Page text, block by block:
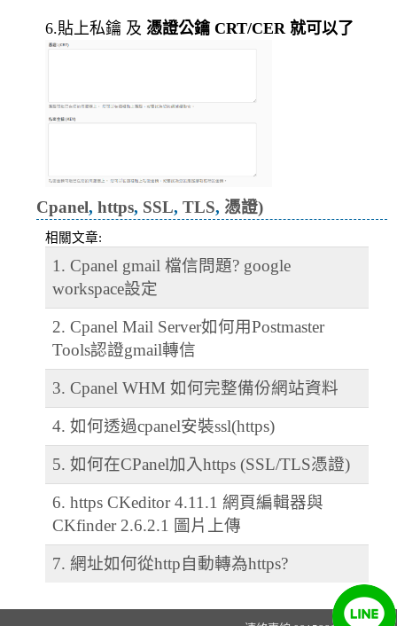
6.貼上私鑰 及憑證公鑰 CRT/CER 就可以了
Cpanel,https, SSL,TLS, 憑證)
相關文章:
1. Cpanel gmail 檔信問題? google
workspace設定
2. Cpanel Mail Server如何用Postmaster
Tools認證gmail轉信
3. Cpanel WHM 如何完整備份網站資料
4. 如何透過cpanel安裝ssl(https)
5. 如何在CPanel加入https (SSL/TLS憑證)
6. https CKeditor 4.11.1 網頁編輯器與
CKfinder 2.6.2.1 圖片上傳
7. 網址如何從http自動轉為https?